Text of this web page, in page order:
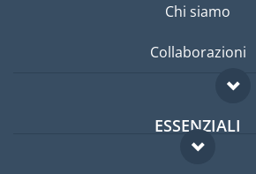
Chi siamo
Collaborazioni
ESSENZIALI
Forum per expat